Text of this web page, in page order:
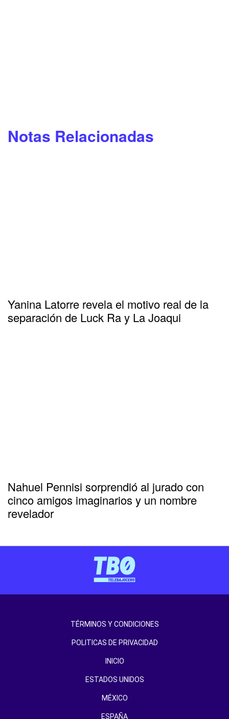
Notas Relacionadas
Yanina Latorre revela el motivo real de la
separación de Luck Ra y La Joaqui
Nahuel Pennisi sorprendió al jurado con
cinco amigos imaginarios y un nombre
revelador
TÉRMINOS Y CONDICIONES
POLITICAS DE PRIVACIDAD
INICIO
ESTADOS UNIDOS
MÉXICO
ESPAÑA